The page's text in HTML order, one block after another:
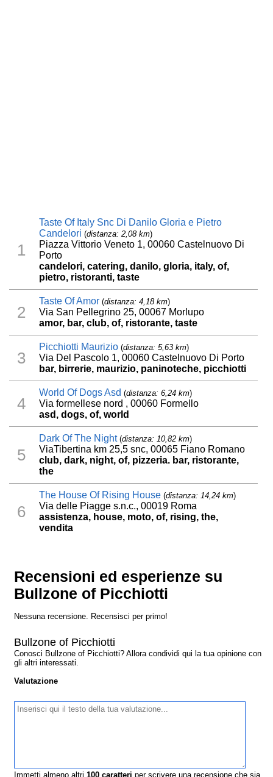
1
Taste Of Italy Snc Di Danilo Gloria e Pietro
Candelori (distanza: 2,08 km)
Piazza Vittorio Veneto 1, 00060 Castelnuovo Di
Porto
candelori, catering, danilo, gloria, italy, of,
pietro, ristoranti, taste
2
Taste Of Amor (distanza: 4,18 km)
Via San Pellegrino 25, 00067 Morlupo
amor, bar, club, of, ristorante, taste
3
Picchiotti Maurizio (distanza: 5,63 km)
Via Del Pascolo 1, 00060 Castelnuovo Di Porto
bar, birrerie, maurizio, paninoteche, picchiotti
4
World Of Dogs Asd (distanza: 6,24 km)
Via formellese nord , 00060 Formello
asd, dogs, of, world
5
Dark Of The Night(distanza: 10,82 km)
ViaTibertina km 25,5 snc, 00065 Fiano Romano
club, dark, night, of, pizzeria. bar, ristorante,
the
6
The House Of Rising House (distanza: 14,24 km)
Via delle Piagge s.n.c., 00019 Roma
assistenza, house, moto, of, rising, the,
vendita
Recensioni ed esperienze su
Bullzone of Picchiotti
Nessuna recensione. Recensisci per primo!
Bullzone of Picchiotti
Conosci Bullzone of Picchiotti? Allora condividi qui la tua opinione con
gli altri interessati.
Valutazione
Immetti almeno altri100 caratteri per scrivere una recensione che sia